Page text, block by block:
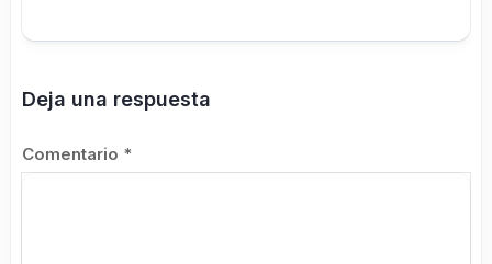
Deja una respuesta
Comentario *